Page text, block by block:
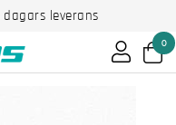
dagars leverans
0